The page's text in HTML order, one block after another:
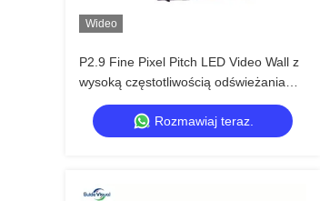
Wideo
P2.9 Fine Pixel Pitch LED Video Wall z
wysoką częstotliwością odświeżania
7680Hz i podwójnym zasilaniem i
wsparciem sygnału dla wydarzeń
scenicznych
Rozmawiaj teraz.